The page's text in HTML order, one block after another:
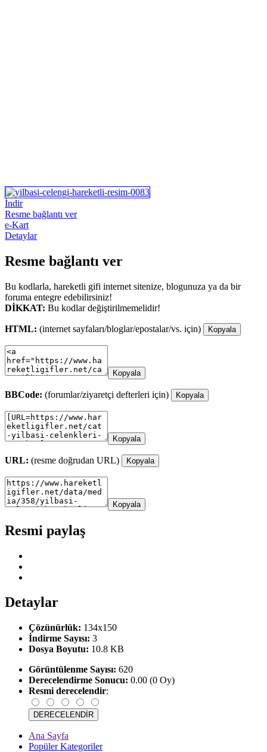
İndir
Resme bağlantı ver
e-Kart
Detaylar
Resme bağlantı ver
Bu kodlarla, hareketli gifi internet sitenize, blogunuza ya da bir
foruma entegre edebilirsiniz!
DİKKAT: Bu kodlar değiştirilmemelidir!
HTML: (internet sayfaları/bloglar/epostalar/vs. için) Kopyala
Kopyala
BBCode: (forumlar/ziyaretçi defterleri için) Kopyala
Kopyala
URL: (resme doğrudan URL) Kopyala
Kopyala
Resmi paylaş
Detaylar
Çözünürlük: 134x150
İndirme Sayısı: 3
Dosya Boyutu: 10.8 KB
Görüntülenme Sayısı: 620
Derecelendirme Sonucu: 0.00 (0 Oy)
Resmi derecelendir:
Ana Sayfa
Popüler Kategoriler